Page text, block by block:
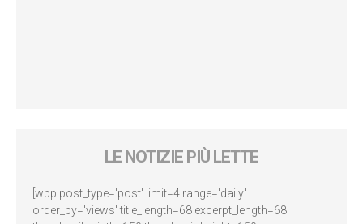
LE NOTIZIE PIÙ LETTE
[wpp post_type='post' limit=4 range='daily'
order_by='views' title_length=68 excerpt_length=68